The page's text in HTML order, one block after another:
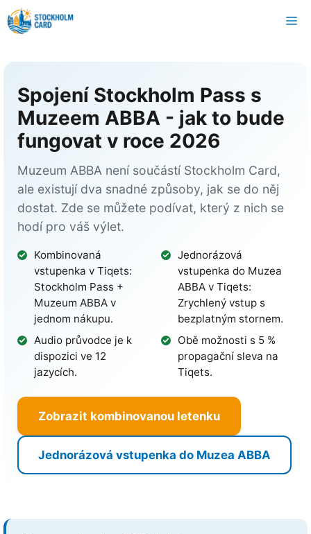
Přeskočit
na
Spojení Stockholm Pass s
Muzeem ABBA - jak to bude
fungovat v roce 2026
Muzeum ABBA není součástí Stockholm Card,
ale existují dva snadné způsoby, jak se do něj
dostat. Zde se můžete podívat, který z nich se
hodí pro váš výlet.
Kombinovaná
vstupenka v Tiqets:
Stockholm Pass +
Muzeum ABBA v
jednom nákupu.
Jednorázová
vstupenka do Muzea
ABBA v Tiqets:
Zrychlený vstup s
bezplatným stornem.
Audio průvodce je k
dispozici ve 12
jazycích.
Obě možnosti s 5 %
propagační sleva na
Tiqets.
Zobrazit kombinovanou letenku
Jednorázová vstupenka do Muzea ABBA